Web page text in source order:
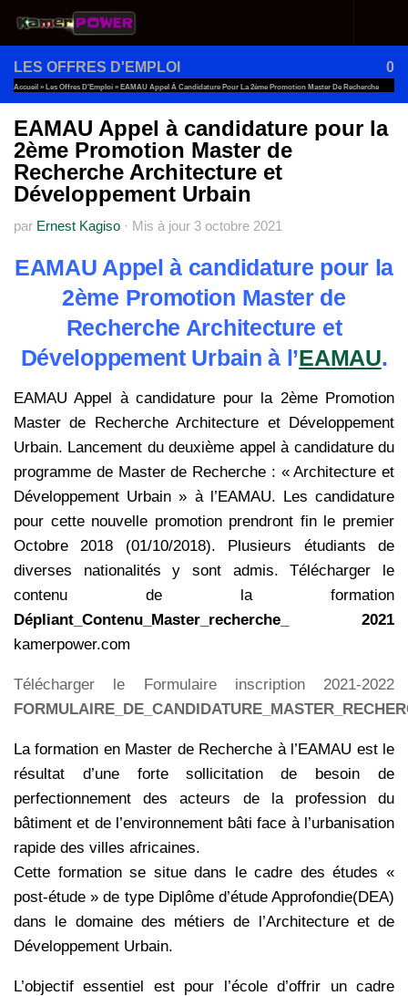
Au dessous du contenu
LES OFFRES D'EMPLOI 0
Accueil » Les Offres D'Emploi » EAMAU Appel À Candidature Pour La 2ème Promotion Master De Recherche
Architecture Et Développement Urbain
EAMAU Appel à candidature pour la
2ème Promotion Master de
Recherche Architecture et
Développement Urbain
par Ernest Kagiso · Mis à jour 3 octobre 2021
EAMAU Appel à candidature pour la
2ème Promotion Master de
Recherche Architecture et
Développement Urbain à l’EAMAU.
EAMAU Appel à candidature pour la 2ème Promotion
Master de Recherche Architecture et Développement
Urbain. Lancement du deuxième appel à candidature du
programme de Master de Recherche : « Architecture et
Développement Urbain » à l’EAMAU. Les candidature
pour cette nouvelle promotion prendront fin le premier
Octobre 2018 (01/10/2018). Plusieurs étudiants de
diverses nationalités y sont admis. Télécharger le
contenu de la formation
Dépliant_Contenu_Master_recherche_ 2021
kamerpower.com
Télécharger le Formulaire inscription 2021-2022
La formation en Master de Recherche à l’EAMAU est le
résultat d’une forte sollicitation de besoin de
perfectionnement des acteurs de la profession du
bâtiment et de l’environnement bâti face à l’urbanisation
rapide des villes africaines.
Cette formation se situe dans le cadre des études «
post-étude » de type Diplôme d’étude Approfondie(DEA)
dans le domaine des métiers de l’Architecture et de
Développement Urbain.
L’objectif essentiel est pour l’école d’offrir un cadre